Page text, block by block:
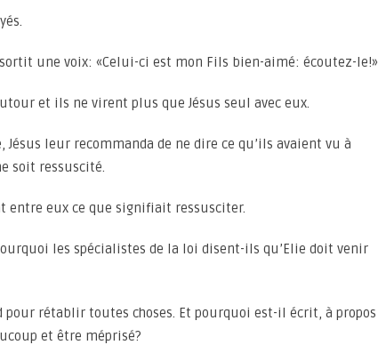
une voix: «Celui-ci est mon Fils bien-aimé: écoutez-le!»
et ils ne virent plus que Jésus seul avec eux.
leur recommanda de ne dire ce qu’ils avaient vu à
soit ressuscité.
entre eux ce que signifiait ressusciter.
les spécialistes de la loi disent-ils qu’Elie doit venir
rétablir toutes choses. Et pourquoi est-il écrit, à propos
et être méprisé?